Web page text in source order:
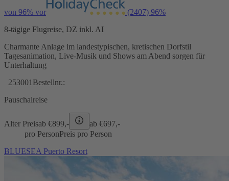
von 96% vor (2407) 96%
8-tägige Flugreise, DZ inkl. AI
Charmante Anlage im landestypischen, kretischen Dorfstil
Tagesanimation, Live-Musik und Shows am Abend sorgen für
Unterhaltung
253001 Bestellnr.:
Pauschalreise
Alter Preisab €899,- ab €697,-
pro PersonPreis pro Person
BLUESEA Puerto Resort